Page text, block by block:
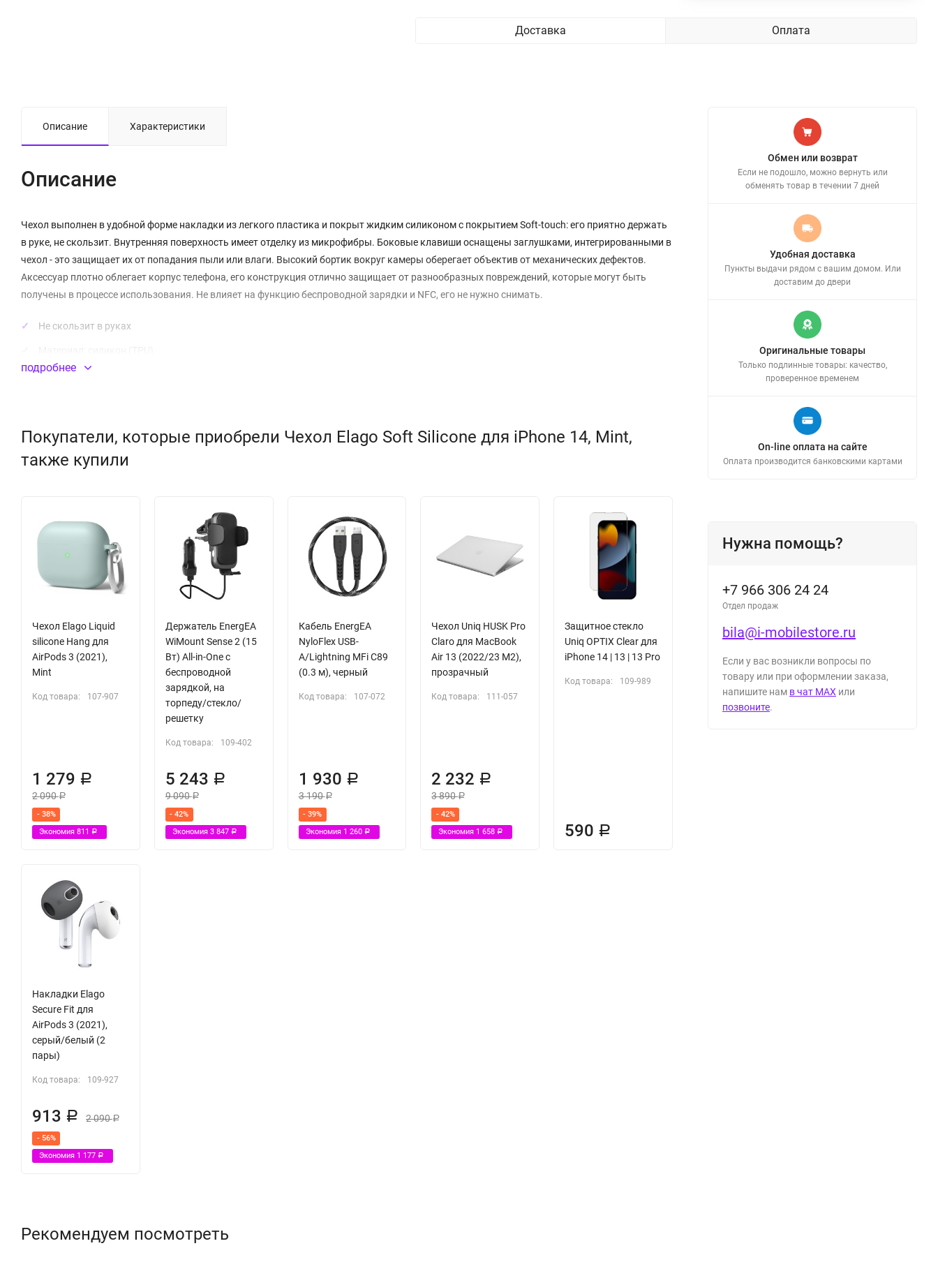
Доставка Оплата
Описание Характеристики
Описание
Чехол выполнен в удобной форме накладки из легкого пластика и покрыт жидким силиконом с покрытием Soft-touch: его приятно держать
в руке, не скользит. Внутренняя поверхность имеет отделку из микрофибры. Боковые клавиши оснащены заглушками, интегрированными в
чехол - это защищает их от попадания пыли или влаги. Высокий бортик вокруг камеры оберегает объектив от механических дефектов.
Аксессуар плотно облегает корпус телефона, его конструкция отлично защищает от разнообразных повреждений, которые могут быть
получены в процессе использования. Не влияет на функцию беспроводной зарядки и NFC, его не нужно снимать.
Не скользит в руках
подробнее
Покупатели, которые приобрели Чехол Elago Soft Silicone для iPhone 14, Mint,
также купили
Чехол Elago Liquid
silicone Hang для
AirPods 3 (2021),
Mint
Код товара: 107-907
1 279 Р
2 090Р
- 38%
Экономия 811 Р
Держатель EnergEA
WiMount Sense 2 (15
Вт) All-in-One с
беспроводной
зарядкой, на
торпеду/стекло/
решетку
Код товара: 109-402
5 243 Р
9 090Р
- 42%
Экономия 3 847 Р
Кабель EnergEA
NyloFlex USB-
A/Lightning MFi C89
(0.3 м), черный
Код товара: 107-072
1 930 Р
3 190Р
- 39%
Экономия 1 260 Р
Чехол Uniq HUSK Pro
Claro для MacBook
Air 13 (2022/23 M2),
прозрачный
Код товара: 111-057
2 232 Р
3 890Р
- 42%
Экономия 1 658Р
Защитное стекло
Uniq OPTIX Clear для
iPhone 14 | 13 | 13 Pro
Код товара: 109-989
590 Р
Накладки Elago
Secure Fit для
AirPods 3 (2021),
серый/белый (2
пары)
Код товара: 109-927
913 Р 2 090Р
- 56%
Экономия 1 177 Р
Рекомендуем посмотреть
Обмен или возврат
Если не подошло, можно вернуть или
обменять товар в течении 7 дней
Удобная доставка
Пункты выдачи рядом с вашим домом. Или
доставим до двери
Оригинальные товары
Только подлинные товары: качество,
проверенное временем
On-line оплата на сайте
Оплата производится банковскими картами
Нужна помощь?
+7 966 306 24 24
Отдел продаж
bila@i-mobilestore.ru
Если у вас возникли вопросы по
товару или при оформлении заказа,
напишите нам в чат MAX или
позвоните.